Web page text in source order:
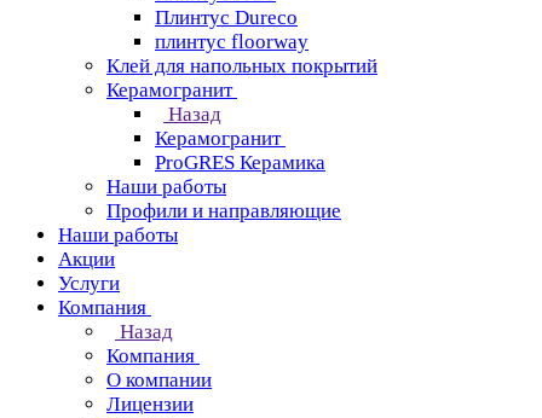
Плинтус Dureco
плинтус floorway
Клей для напольных покрытий
Керамогранит
Назад
Керамогранит
ProGRES Керамика
Наши работы
Профили и направляющие
Наши работы
Акции
Услуги
Компания
Назад
Компания
О компании
Лицензии